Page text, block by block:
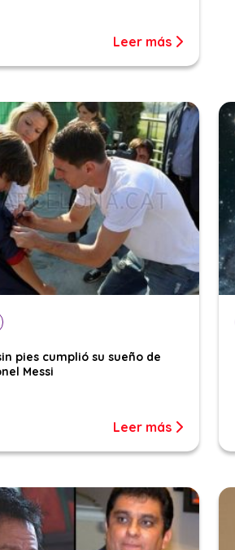
Leer más
pies cumplió su sueño de
Messi
Leer más